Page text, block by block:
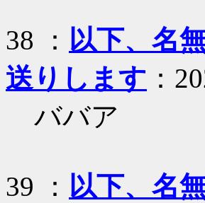
38 ： 以下、名
送りします ：
ババア
39 ： 以下、名